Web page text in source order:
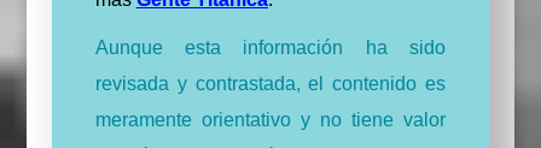
Aunque esta información ha sido
revisada y contrastada, el contenido es
meramente orientativo y no tiene valor